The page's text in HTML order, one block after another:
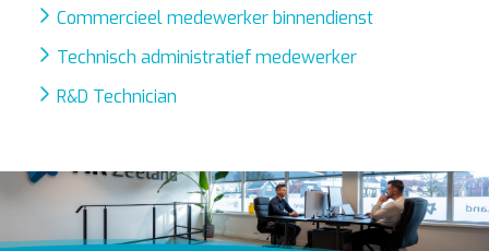
Commercieel medewerker binnendienst
Technisch administratief medewerker
R&D Technician